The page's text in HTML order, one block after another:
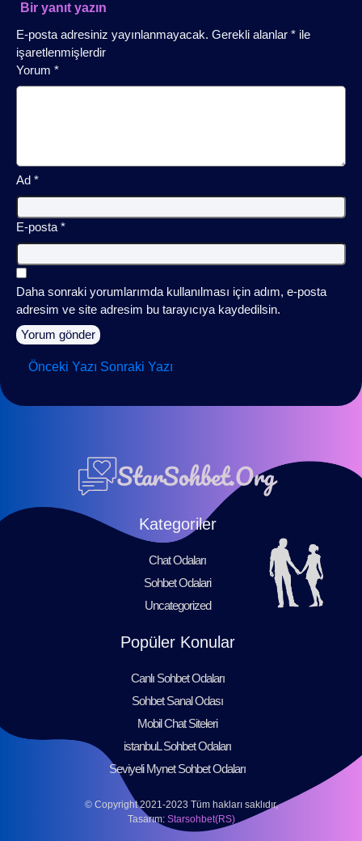
Bir yanıt yazın
E-posta adresiniz yayınlanmayacak. Gerekli alanlar * ile
işaretlenmişlerdir
Yorum *
Ad *
E-posta *
Daha sonraki yorumlarımda kullanılması için adım, e-posta
adresim ve site adresim bu tarayıcıya kaydedilsin.
Önceki Yazı Sonraki Yazı
Kategoriler
Chat Odaları
Sohbet Odalari
Uncategorized
Popüler Konular
Canlı Sohbet Odaları
Sohbet Sanal Odası
Mobil Chat Siteleri
istanbuL Sohbet Odaları
Seviyeli Mynet Sohbet Odaları
© Copyright 2021-2023 Tüm hakları saklıdır,
Tasarım: Starsohbet(RS)